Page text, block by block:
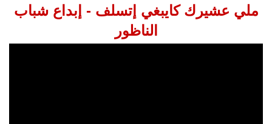
ملي عشيرك كايبغي إتسلف - إبداع شباب
الناظور